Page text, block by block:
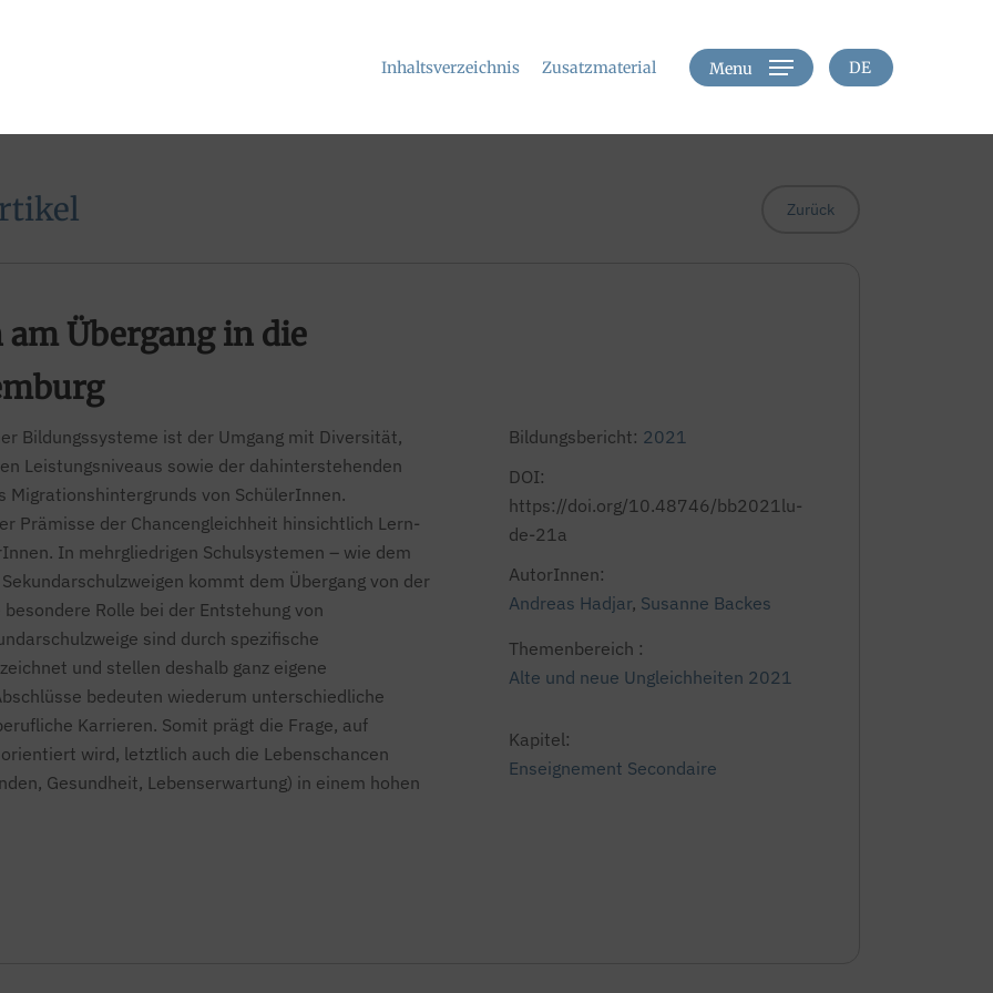
Inhaltsverzeichnis Zusatzmaterial Menu DE
Zurück
Übergang in die
Bildungssysteme ist der Umgang mit Diversität,
Leistungsniveaus sowie der dahinterstehenden
Migrationshintergrunds von SchülerInnen.
Prämisse der Chancengleichheit hinsichtlich Lern-
In mehrgliedrigen Schulsystemen – wie dem
kommt dem Übergang von der
Rolle bei der Entstehung von
sind durch spezifische
und stellen deshalb ganz eigene
bedeuten wiederum unterschiedliche
Karrieren. Somit prägt die Frage, auf
wird, letztlich auch die Lebenschancen
Gesundheit, Lebenserwartung) in einem hohen
Bildungsbericht: 2021
DOI:
https://doi.org/10.48746/bb2021lu-
de-21a
AutorInnen:
Andreas Hadjar, Susanne Backes
Themenbereich :
Alte und neue Ungleichheiten 2021
Kapitel:
Enseignement Secondaire